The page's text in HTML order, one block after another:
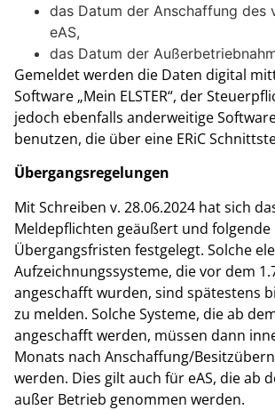
das Datum der Anschaffung des
eAS,
das Datum der
Gemeldet werden die Daten digital
Software „Mein ELSTER“, der
jedoch ebenfalls anderweitige
benutzen, die über eine ERiC
Übergangsregelungen
Mit Schreiben v. 28.06.2024 hat sich
Meldepflichten geäußert und folgende
Übergangsfristen festgelegt. Solche
Aufzeichnungssysteme, die vor dem
angeschafft wurden, sind spätestens
zu melden. Solche Systeme, die ab
angeschafft werden, müssen dann
Monats nach Anschaffung/
werden. Dies gilt auch für eAS, die ab
außer Betrieb genommen werden.